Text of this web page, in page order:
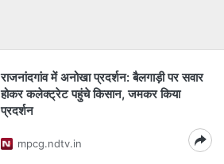
राजनांदगांव में अनोखा प्रदर्शन: बैलगाड़ी पर सवार
होकर कलेक्ट्रेट पहुंचे किसान, जमकर किया
प्रदर्शन
mpcg.ndtv.in